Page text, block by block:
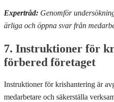
Expertråd: Genomför
ärliga och öppna svar från
7. Instruktioner för
förbered företaget
Instruktioner för krishantering är
medarbetare och säkerställa